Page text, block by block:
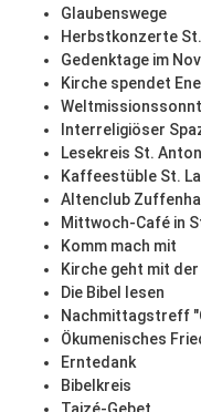
Glaubenswege
Herbstkonzerte
Gedenktage im
Kirche spendet
Interreligiöser
Lesekreis St.
Kaffeestüble St.
Altenclub
Mittwoch-Café in
Komm mach mit
Kirche geht mit
Die Bibel lesen
Nachmittagstreff
Ökumenisches
Erntedank
Bibelkreis